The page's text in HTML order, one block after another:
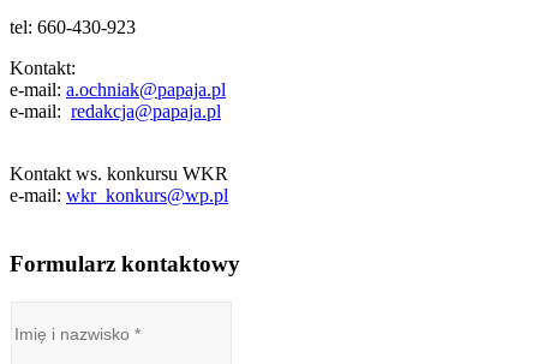
tel: 660-430-923
Kontakt:
e-mail: a.ochniak@papaja.pl
e-mail: redakcja@papaja.pl
Kontakt ws. konkursu WKR
e-mail: wkr_konkurs@wp.pl
Formularz kontaktowy